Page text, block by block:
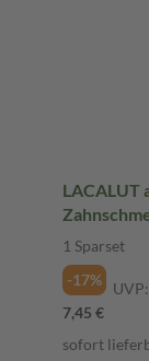
LACALUT
Sparset
1 Sparset
-17%
UVP:
7,45 €
sofort